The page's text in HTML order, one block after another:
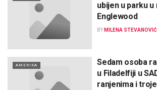
ubijen u parku u
Englewood
BY MILENA STEVANOVIĆ
AMERIKA
Sedam osoba
u Filadelfiji u
ranjenima i